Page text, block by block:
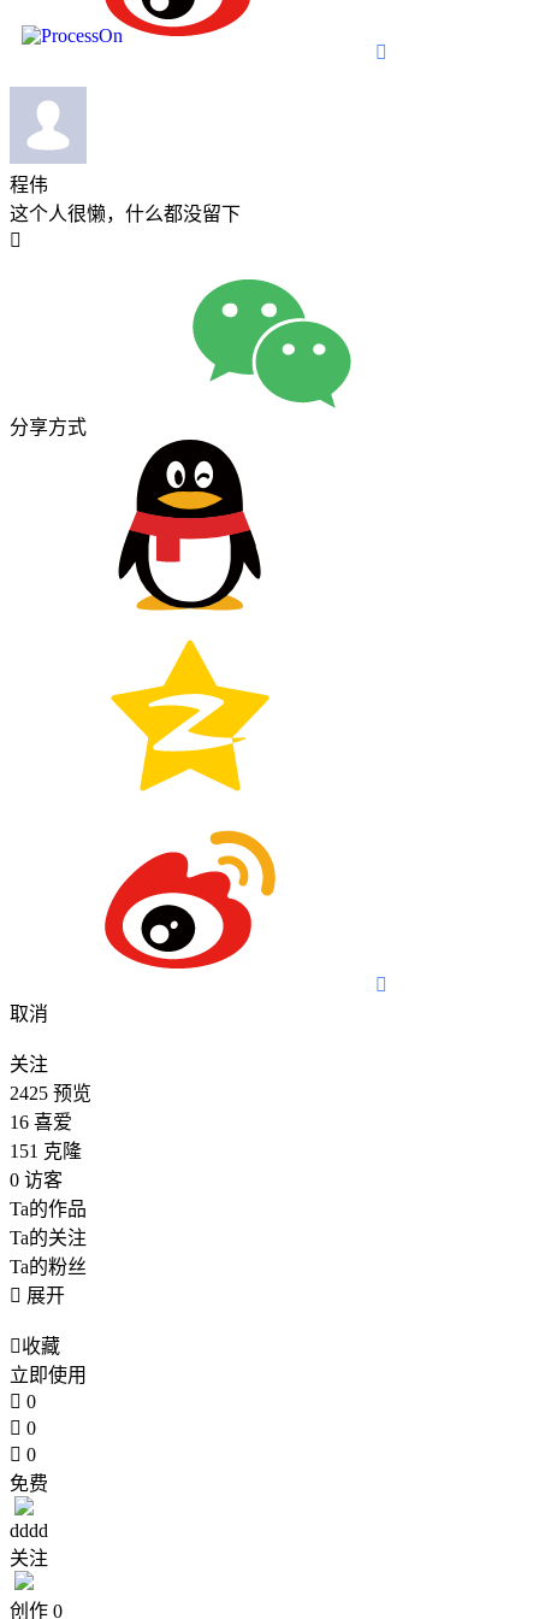

程伟
这个人很懒，什么都没留下

分享方式

取消
关注
2425 预览
16 喜爱
151 克隆
0 访客
Ta的作品
Ta的关注
Ta的粉丝
 展开
收藏
立即使用
 0
 0
 0
免费
dddd
关注
创作 0